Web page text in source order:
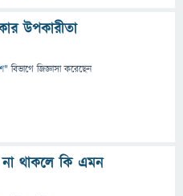
উপকারীতা
" বিভাগে জিজ্ঞাসাকরেছেন
থাকলে কি এমন